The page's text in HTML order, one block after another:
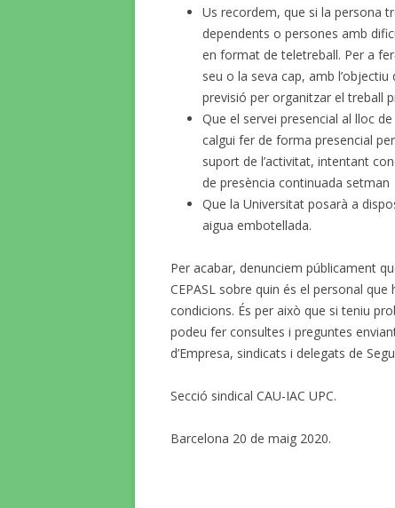
Us recordem, que si la persona
dependents o persones amb
en format de teletreball. Per a
seu o la seva cap, amb
previsió per organitzar el treball
Que el servei presencial al lloc
calgui fer de forma presencial
suport de l’activitat, intentant
de presència continuada setman
Que la Universitat posarà a
aigua embotellada.
Per acabar, denunciem públicament
CEPASL sobre quin és el personal
condicions. És per això que si teniu
podeu fer consultes i preguntes
d’Empresa, sindicats i delegats de
Secció sindical CAU-IAC UPC.
Barcelona 20 de maig 2020.